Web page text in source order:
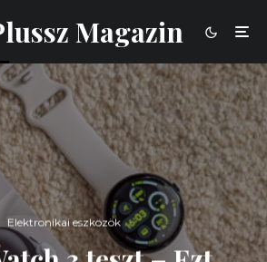
Magazin
Elektronikai eszközök